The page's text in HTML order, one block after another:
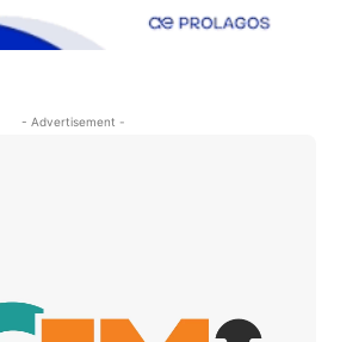
- Advertisement -